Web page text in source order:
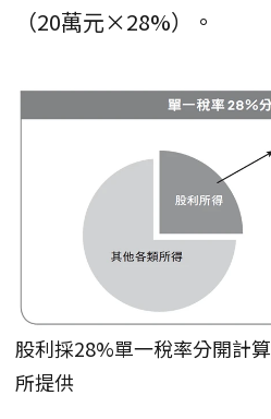
（20萬元×28%）。
股利採28%單一稅率分開計
所提供